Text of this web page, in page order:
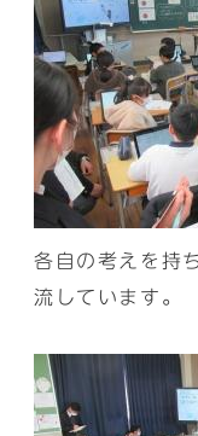
各自の考えを持
流しています。